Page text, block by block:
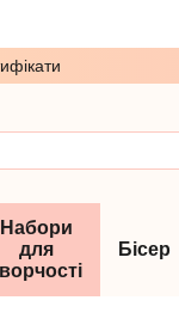
Набори
для
Бісер